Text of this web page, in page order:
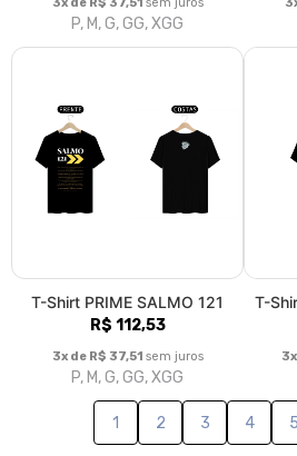
T-Shirt PRIME SALMO 121
R$ 112,53
T-
2 3
Fale conoscoTrocas /
Política de Troca e Devolução
Sobre nós